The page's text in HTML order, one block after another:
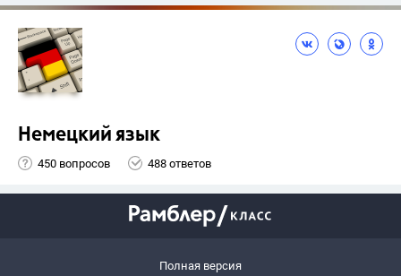
Немецкий язык
450 вопросов 488 ответов
Полная версия